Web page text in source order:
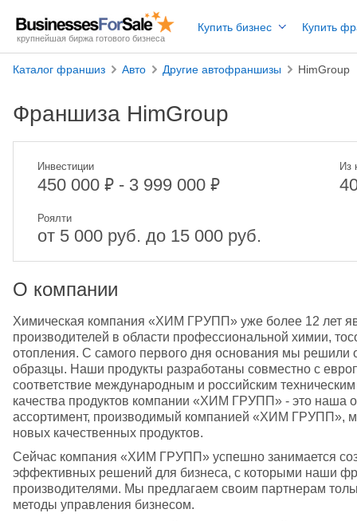
крупнейшая биржа готового бизнеса
Купить бизнес Купить
Каталог франшиз Авто Другие автофраншизы HimGroup
Франшиза HimGroup
Инвестиции
450 000 ₽ - 3 999 000 ₽
Из
Роялти
от 5 000 руб. до 15 000 руб.
О компании
Химическая компания «ХИМ ГРУПП» уже более 12 лет
производителей в области профессиональной химии,
отопления. С самого первого дня основания мы решили
образцы. Наши продукты разработаны совместно с
соответствие международным и российским
качества продуктов компании «ХИМ ГРУПП» - это наша
ассортимент, производимый компанией «ХИМ ГРУПП»,
новых качественных продуктов.
Сейчас компания «ХИМ ГРУПП» успешно занимается
эффективных решений для бизнеса, с которыми наши
производителями. Мы предлагаем своим партнерам
методы управления бизнесом.